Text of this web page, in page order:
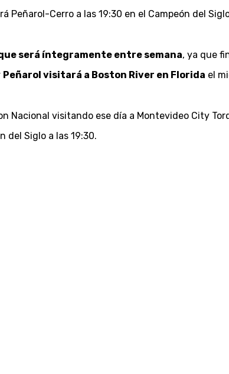
Peñarol-Cerro a las 19:30 en el Campeón del
será íntegramente entre semana, ya que
Peñarol visitará a Boston River en Florida el
Nacional visitando ese día a Montevideo City
del Siglo a las 19:30.